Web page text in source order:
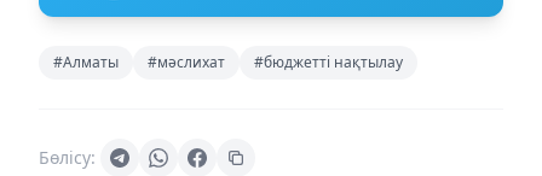
#Алматы #мәслихат #бюджетті нақтылау
Бөлісу: